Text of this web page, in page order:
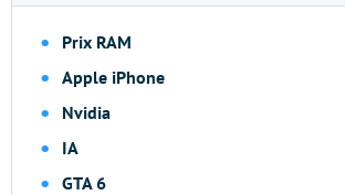
Prix RAM
Apple iPhone
Nvidia
IA
GTA 6